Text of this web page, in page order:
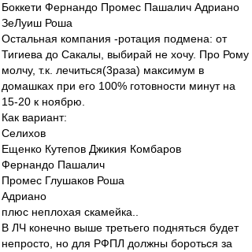
Боккети Фернандо Промес Пашалич Адриано
ЗеЛуиш Роша
Остальная компания -ротация подмена: от
Тигиева до Сакалы, выбирай не хочу. Про Рому
молчу, т.к. лечиться(3раза) макcимум в
домашках при его 100% готовности минут на
15-20 к ноябрю.
Как вариант:
Cелихов
Ещенко Кутепов Джикия Комбаров
Фернандо Пашалич
Промес Глушаков Роша
Адриано
плюс неплохая скамейка..
В ЛЧ конечно выше третьего подняться будет
непросто, но для РФПЛ должны бороться за